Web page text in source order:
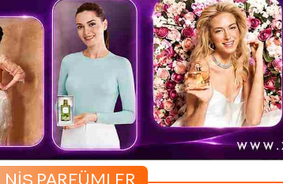
NİŞ PARFÜMLER